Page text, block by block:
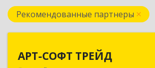
Рекомендованные партнеры
АРТ-СОФТ ТРЕЙД